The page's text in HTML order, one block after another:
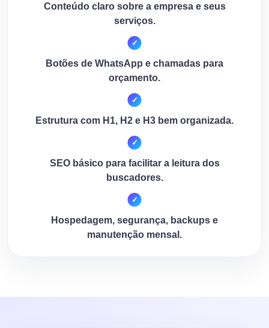
Conteúdo claro sobre a empresa e seus
serviços.
Botões de WhatsApp e chamadas para
orçamento.
Estrutura com H1, H2 e H3 bem organizada.
SEO básico para facilitar a leitura dos
buscadores.
Hospedagem, segurança, backups e
manutenção mensal.